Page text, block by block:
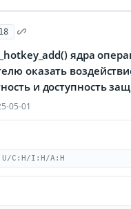
ядра
оказать
и доступность
05-01
C:H/I:H/A:H